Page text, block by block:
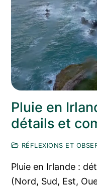
Pluie en
détails et
RÉFLEXIONS ET
Pluie en Irlande :
(Nord, Sud, Est,